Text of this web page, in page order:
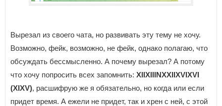
Вырезал из своего чата, но развивать эту тему не хочу.
Возможно, фейк, возможно, не фейк, однако полагаю, что
обсуждать бессмысленно. А почему вырезал? А потому
что хочу попросить всех запомнить: XIIXIIINXXIIXVIXVI
(XIXV), расшифрую же я обязательно, но когда или если
придет время. А ежели не придет, так и хрен с ней, с этой